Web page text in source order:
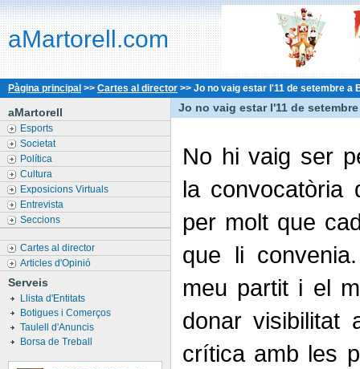
aMartorell.com
Pàgina principal >> Cartes al director >> Jo no vaig estar l'11 de setembre a
aMartorell
Esports
Societat
Política
Cultura
Exposicions Virtuals
Entrevista
Seccions
Cartes al director
Articles d'Opinió
Serveis
Llista d'Entitats
Botigues i Comerços
Taulell d'Anuncis
Borsa de Treball
Jo no vaig estar l'11 de
No hi vaig ser
la convocatòria
per molt que
que li
meu partit i el
donar visibilitat
crítica amb les